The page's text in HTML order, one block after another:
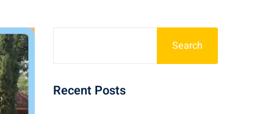
Search
Recent Posts